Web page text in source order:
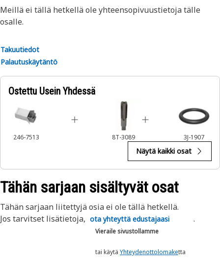
Meillä ei tällä hetkellä ole yhteensopivuustietoja tälle
osalle.
Takuutiedot
Palautuskäytäntö
Ostettu Usein Yhdessä
246-7513 8T-3089 3J-1907
Näytä kaikki osat
Tähän sarjaan sisältyvät osat
Tähän sarjaan liitettyjä osia ei ole tällä hetkellä.
Jos tarvitset lisätietoja, ota yhteyttä edustajaasi
Vieraile sivustollamme
tai käytä Yhteydenottolomaketta
.